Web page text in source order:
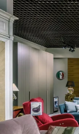
Можливі розміри
168-, 188- і 218 см
Можливі П-
У колекції є
Виготовля ться
Італіїдо 2,5